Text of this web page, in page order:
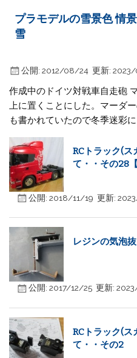
プラモデルの雪景色 情
雪
公開: 2012/08/24 更新:
作成中のドイツ対戦車自走砲
上に置くことにした。マーダ
も書かれていたので冬季迷彩に
RCトラック(ス
て・・その28【
公開: 2018/11/19 更新:
レジンの気泡
公開: 2017/12/25 更新:
RCトラック(ス
て・・その2